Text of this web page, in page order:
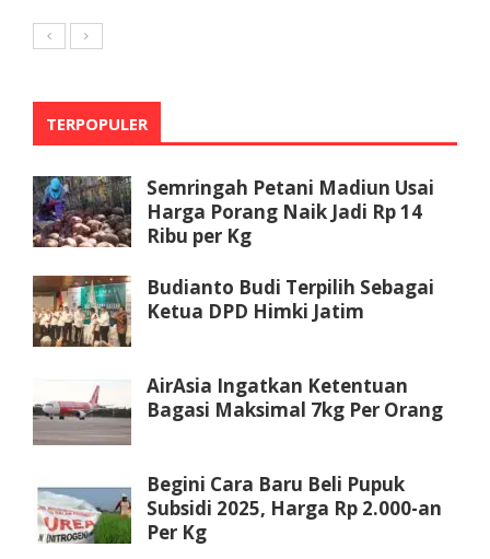
TERPOPULER
Semringah Petani Madiun Usai
Harga Porang Naik Jadi Rp 14
Ribu per Kg
Budianto Budi Terpilih Sebagai
Ketua DPD Himki Jatim
AirAsia Ingatkan Ketentuan
Bagasi Maksimal 7kg Per Orang
Begini Cara Baru Beli Pupuk
Subsidi 2025, Harga Rp 2.000-an
Per Kg